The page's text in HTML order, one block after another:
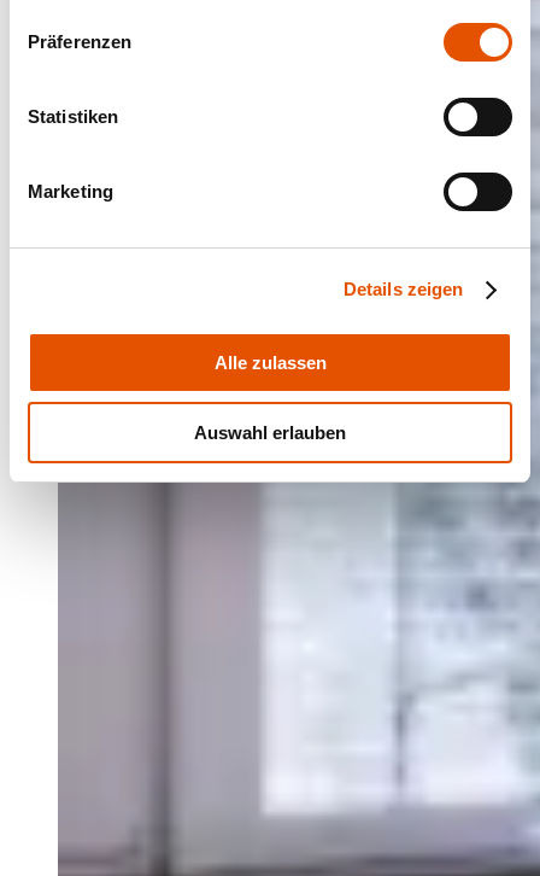
Präferenzen
Statistiken
Marketing
Details zeigen
Alle zulassen
Auswahl erlauben